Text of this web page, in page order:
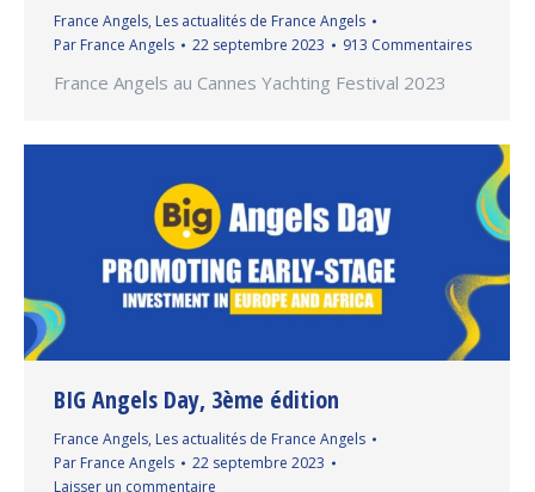
France Angels, Les actualités de France Angels
Par France Angels 22 septembre 2023 913 Commentaires
France Angels au Cannes Yachting Festival 2023
BIG Angels Day, 3ème édition
France Angels, Les actualités de France Angels
Par France Angels
22 septembre 2023
Laisser un commentaire